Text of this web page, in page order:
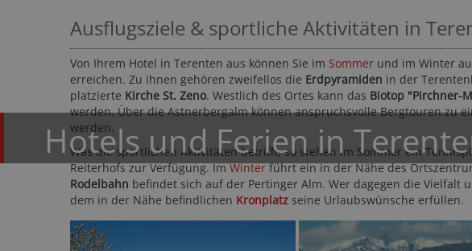
Hotels und Ferien in
Ausflugsziele & sportliche Aktivitäten in
Von Ihrem Hotel in Terenten aus können Sie im Sommer und im Winter
erreichen. Zu ihnen gehören zweifellos die Erdpyramiden in der
platzierte Kirche St. Zeno. Westlich des Ortes kann das Biotop "Pirchner-
werden. Über die Astnerbergalm können anspruchsvolle Bergtouren zu
werden.
Was die sportlichen Aktivitäten betrifft, so stehen im Sommer ein
Reiterhofs zur Verfügung. ImWinterführt ein in der Nähe des
Rodelbahn befindet sich auf der Pertinger Alm. Wer dagegen die Vielfalt
dem in der Nähe befindlichen Kronplatz seine Urlaubswünsche erfüllen.
Garden Park Hotel ****S
Vinschgau - Prad
117,- EUR
****S
Meran und